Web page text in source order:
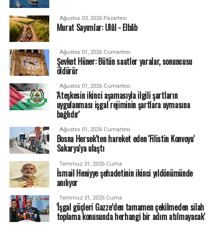
Ağustos 03, 2026 Pazartesi
Murat Sayımlar: Ulûl - Elbâb
Ağustos 01, 2026 Cumartesi
Şevket Hüner: Bütün saatler yaralar, sonuncusu
öldürür
Ağustos 01, 2026 Cumartesi
'Ateşkesin ikinci aşamasıyla ilgili şartların
uygulanması işgal rejiminin şartlara uymasına
bağlıdır'
Ağustos 01, 2026 Cumartesi
Bosna Hersek'ten hareket eden 'Filistin Konvoyu'
Sakarya'ya ulaştı
Temmuz 31, 2026 Cuma
İsmail Heniyye şehadetinin ikinci yıldönümünde
anılıyor
Temmuz 31, 2026 Cuma
'İşgal güçleri Gazze’den tamamen çekilmeden silah
toplama konusunda herhangi bir adım atılmayacak'